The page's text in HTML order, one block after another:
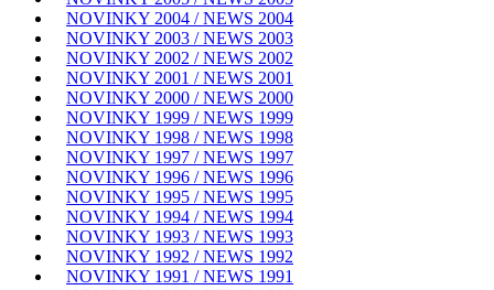
NOVINKY 2004 / NEWS 2004
NOVINKY 2003 / NEWS 2003
NOVINKY 2002 / NEWS 2002
NOVINKY 2001 / NEWS 2001
NOVINKY 2000 / NEWS 2000
NOVINKY 1999 / NEWS 1999
NOVINKY 1998 / NEWS 1998
NOVINKY 1997 / NEWS 1997
NOVINKY 1996 / NEWS 1996
NOVINKY 1995 / NEWS 1995
NOVINKY 1994 / NEWS 1994
NOVINKY 1993 / NEWS 1993
NOVINKY 1992 / NEWS 1992
NOVINKY 1991 / NEWS 1991